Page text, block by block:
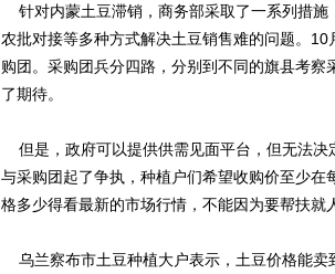
针对内蒙土豆滞销，商务部采取了一系列措施
农批对接等多种方式解决土豆销售难的问题。
购团。采购团兵分四路，分别到不同的旗县考
了期待。
但是，政府可以提供供需见面平台，但无法决
与采购团起了争执，种植户们希望收购价至少
格多少得看最新的市场行情，不能因为要帮扶就
乌兰察布市土豆种植大户表示，土豆价格能卖